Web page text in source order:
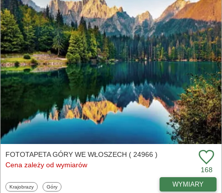
FOTOTAPETA GÓRY WE WŁOSZECH ( 24966 )
Cena zależy od wymiarów
168
Fototapety
Krajobrazy Fototapety
Góry WYMIARY